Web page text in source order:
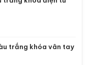
trắng khóa vân tay